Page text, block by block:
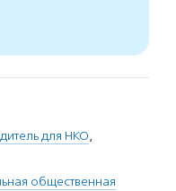
для НКО,
общественная